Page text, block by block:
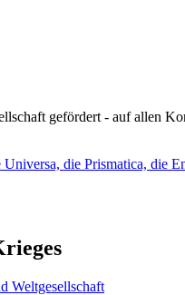
gefördert - auf allen
die Prismatica, die
Weltgesellschaft